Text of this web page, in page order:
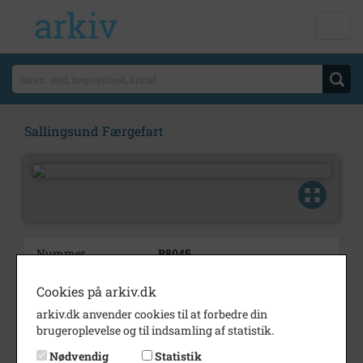
Sallingsund Færgefart
Nummer
B8045
Beskrivelse
Sallingsund Færgefart
Årstal
1950
Cookies på arkiv.dk
arkiv.dk anvender cookies til at forbedre din
brugeroplevelse og til indsamling af statistik.
Nødvendig
Statistik